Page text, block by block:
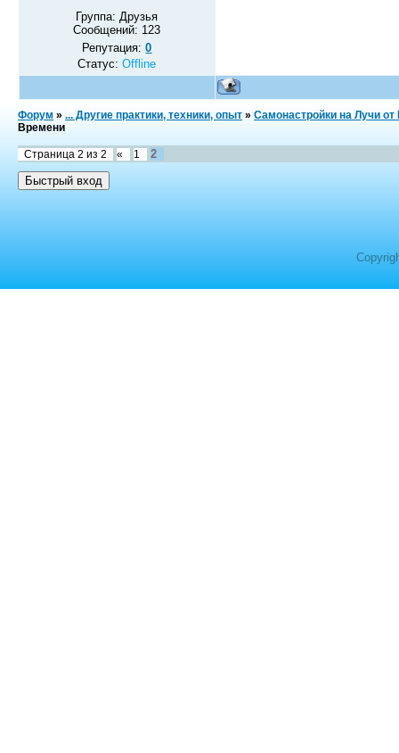
Группа: Друзья
Сообщений: 123
Репутация:0
Статус:Offline
Форум » ... Другие практики, техники, опыт » Самонастройки на Лучи от
Времени
Страница 2 из 2 « 1 2